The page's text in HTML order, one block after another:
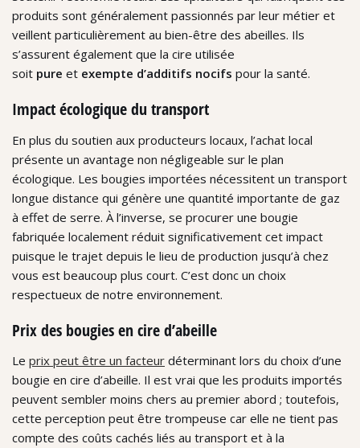
produits sont généralement passionnés par leur métier et
veillent particulièrement au bien-être des abeilles. Ils
s’assurent également que la cire utilisée
soit pure et exempte d’additifs nocifs pour la santé.
Impact écologique du transport
En plus du soutien aux producteurs locaux, l’achat local
présente un avantage non négligeable sur le plan
écologique. Les bougies importées nécessitent un transport
longue distance qui génère une quantité importante de gaz
à effet de serre. À l’inverse, se procurer une bougie
fabriquée localement réduit significativement cet impact
puisque le trajet depuis le lieu de production jusqu’à chez
vous est beaucoup plus court. C’est donc un choix
respectueux de notre environnement.
Prix des bougies en cire d’abeille
Le prix peut être un facteur déterminant lors du choix d’une
bougie en cire d’abeille. Il est vrai que les produits importés
peuvent sembler moins chers au premier abord ; toutefois,
cette perception peut être trompeuse car elle ne tient pas
compte des coûts cachés liés au transport et à la